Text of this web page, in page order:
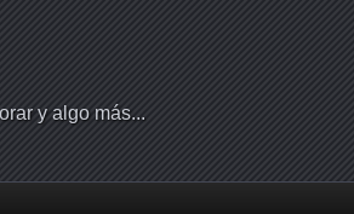
y algo más...